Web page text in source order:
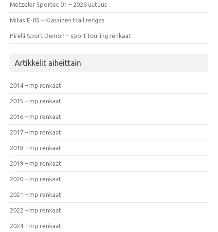
Metzeler Sportec 01 – 2026 uutuus
Mitas E-05 – Klassinen trail rengas
Pirelli Sport Demon – sport touring renkaat
Artikkelit aiheittain
2014 – mp renkaat
2015 – mp renkaat
2016 – mp renkaat
2017 – mp renkaat
2018 – mp renkaat
2019 – mp renkaat
2020 – mp renkaat
2021 – mp renkaat
2022 – mp renkaat
2024 – mp renkaat